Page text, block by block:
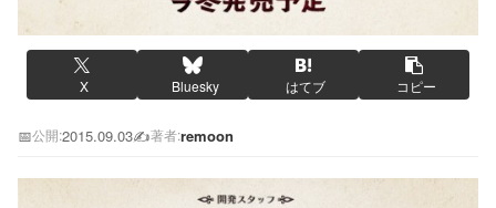
X Bluesky はてブ コピー
📅公開:2015.09.03✍️著者:remoon